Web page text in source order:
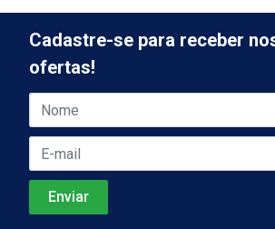
Cadastre-se para receber
ofertas!